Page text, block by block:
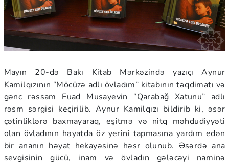
Mayın 20-də Bakı Kitab Mərkəzində yazıçı Aynur
Kamilqızının “Möcüzə adlı övladım” kitabının təqdimatı və
gənc rəssam Fuad Musayevin “Qarabağ Xatunu” adlı
rəsm sərgisi keçirilib. Aynur Kamilqızı bildirib ki, əsər
çətinliklərə baxmayaraq, eşitmə və nitq məhdudiyyəti
olan övladının həyatda öz yerini tapmasına yardım edən
bir ananın həyat hekayəsinə həsr olunub. Əsərdə ana
sevgisinin gücü, inam və övladın gələcəyi naminə